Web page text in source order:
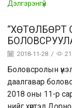
Дэлгэрэнгүй
“ХӨТӨЛБӨРТ
2018-11-28 /
Боловсролын
даалгавар
2018 оны 11-р